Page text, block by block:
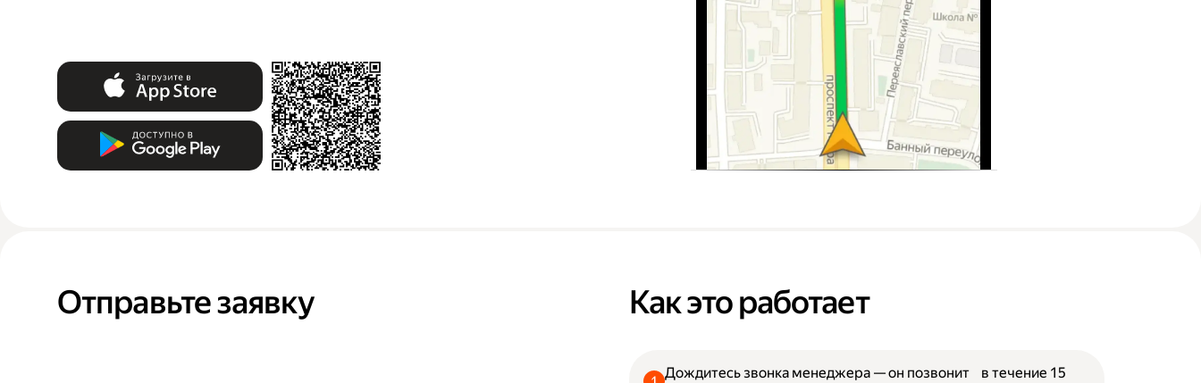
Отправьте заявку Как это работает
Дождитесь звонка менеджера — он позвонит в течение 15